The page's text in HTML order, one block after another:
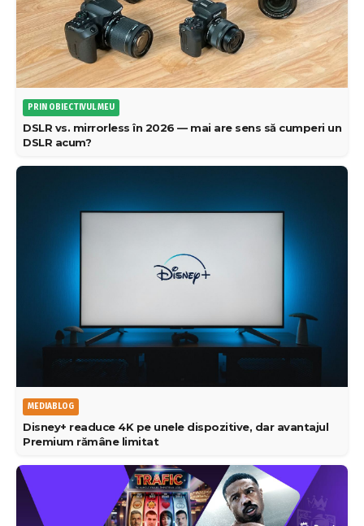
PRIN OBIECTIVUL MEU
DSLR vs. mirrorless în 2026 — mai are sens să cumperi un
DSLR acum?
MEDIABLOG
Disney+ readuce 4K pe unele dispozitive, dar avantajul
Premium rămâne limitat